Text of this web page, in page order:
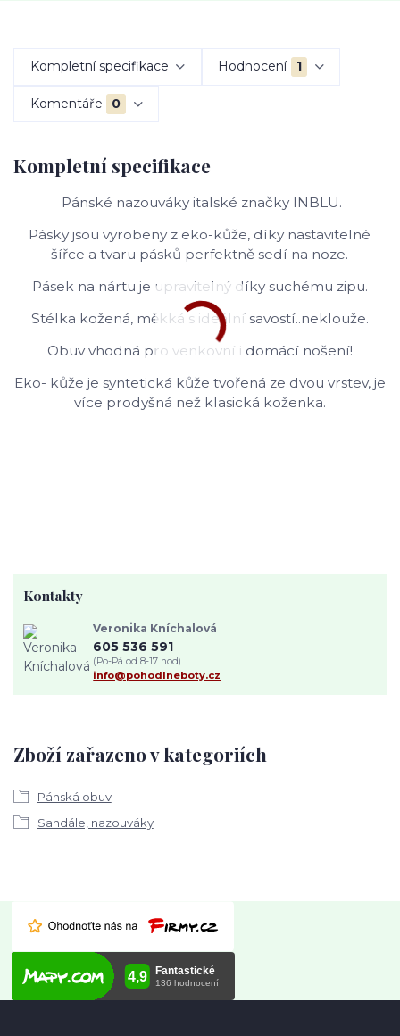
Kompletní specifikace Hodnocení 1
Komentáře 0
Kompletní specifikace
Pánské nazouváky italské značky INBLU.
Pásky jsou vyrobeny z eko-kůže, díky nastavitelné
šířce a tvaru pásků perfektně sedí na noze.
Pásek na nártu je upravitelný díky suchému zipu.
Stélka kožená, měkká s ideální savostí..neklouže.
Obuv vhodná pro venkovní i domácí nošení!
Eko- kůže je syntetická kůže tvořená ze dvou vrstev, je
více prodyšná než klasická koženka.
Zboží zařazeno v kategoriích
Pánská obuv
Sandále, nazouváky
Kontakty
Veronika Kníchalová
605 536 591
(Po-Pá od 8-17 hod)
info@pohodlneboty.cz